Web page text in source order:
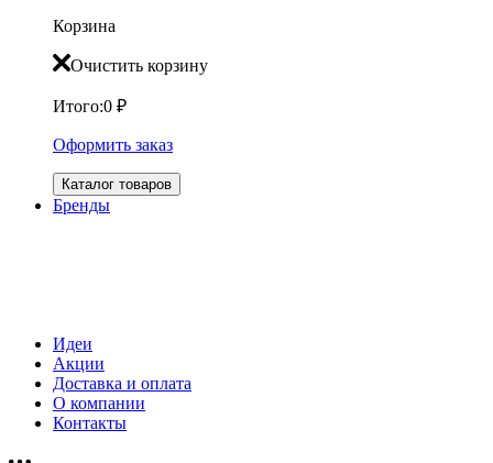
Корзина
Очистить корзину
Итого:0 ₽
Оформить заказ
Каталог товаров
Бренды
Идеи
Акции
Доставка и оплата
О компании
Контакты